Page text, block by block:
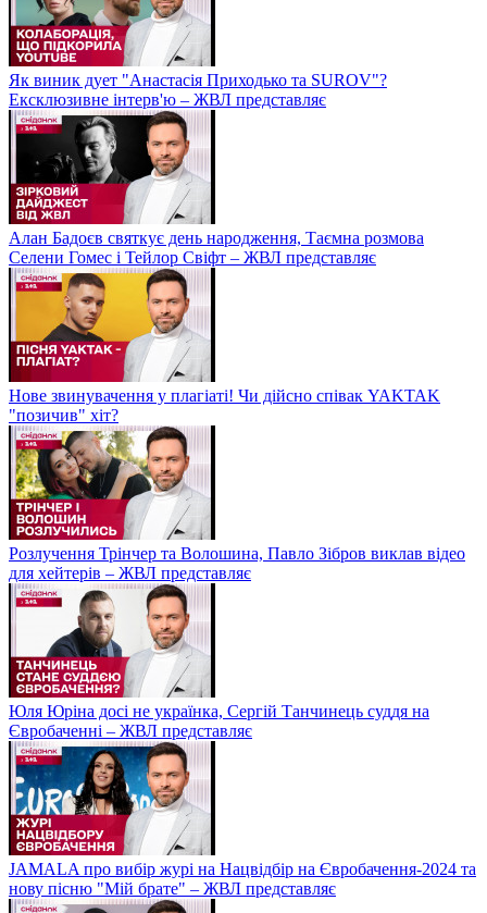
Як виник дует "Анастасія Приходько та SUROV"?
Ексклюзивне інтерв'ю – ЖВЛ представляє
Алан Бадоєв святкує день народження, Таємна розмова
Селени Гомес і Тейлор Свіфт – ЖВЛ представляє
Нове звинувачення у плагіаті! Чи дійсно співак YAKTAK
"позичив" хіт?
Розлучення Трінчер та Волошина, Павло Зібров виклав відео
для хейтерів – ЖВЛ представляє
Юля Юріна досі не українка, Сергій Танчинець суддя на
Євробаченні – ЖВЛ представляє
JAMALA про вибір журі на Нацвідбір на Євробачення-2024 та
нову пісню "Мій брате" – ЖВЛ представляє